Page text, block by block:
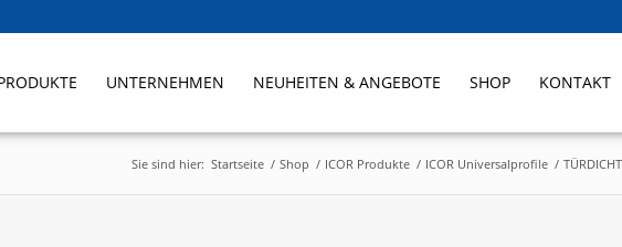
UNTERNEHMEN NEUHEITEN & ANGEBOTE SHOP KONTAKT
Sie sind hier: Startseite / Shop / ICOR Produkte / ICOR Universalprofile /